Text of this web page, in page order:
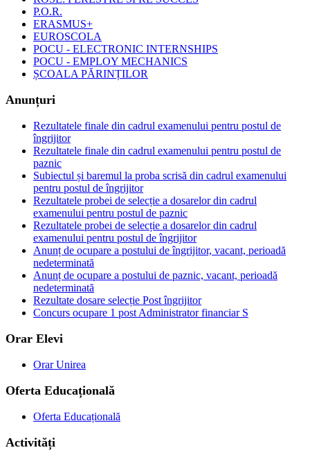
P.O.R.
ERASMUS+
EUROSCOLA
POCU - ELECTRONIC INTERNSHIPS
POCU - EMPLOY MECHANICS
ȘCOALA PĂRINȚILOR
Anunțuri
Rezultatele finale din cadrul examenului pentru postul de
îngrijitor
Rezultatele finale din cadrul examenului pentru postul de
paznic
Subiectul și baremul la proba scrisă din cadrul examenului
pentru postul de îngrijitor
Rezultatele probei de selecție a dosarelor din cadrul
examenului pentru postul de paznic
Rezultatele probei de selecție a dosarelor din cadrul
examenului pentru postul de îngrijitor
Anunț de ocupare a postului de îngrijitor, vacant, perioadă
nedeterminată
Anunț de ocupare a postului de paznic, vacant, perioadă
nedeterminată
Rezultate dosare selecție Post îngrijitor
Concurs ocupare 1 post Administrator financiar S
Orar Elevi
Orar Unirea
Oferta Educațională
Oferta Educațională
Activități